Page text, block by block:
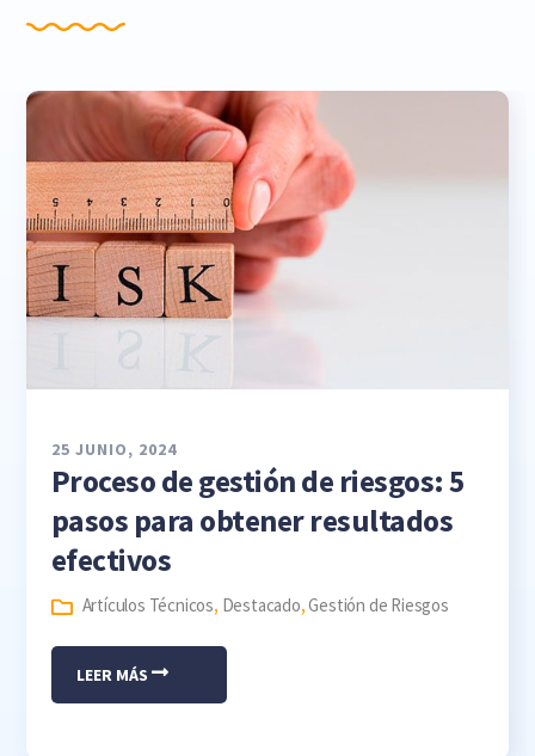
25 JUNIO, 2024
Proceso de gestión de riesgos: 5
pasos para obtener resultados
efectivos
Artículos Técnicos, Destacado,Gestión de Riesgos
LEER MÁS